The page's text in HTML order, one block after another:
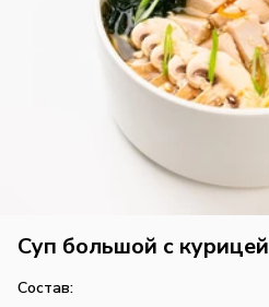
Суп большой с курицей
Состав: